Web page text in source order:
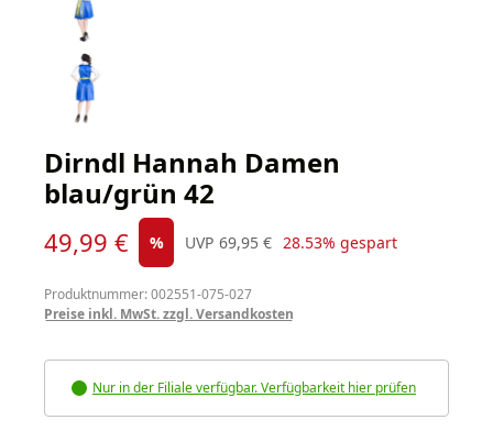
Dirndl Hannah Damen
blau/grün 42
Verkaufspreis:
49,99 € % UVP
Regulärer Preis:
69,95 € 28.53% gespart
Produktnummer: 002551-075-027
Preise inkl. MwSt. zzgl. Versandkosten
Nur in der Filiale verfügbar. Verfügbarkeit hier prüfen